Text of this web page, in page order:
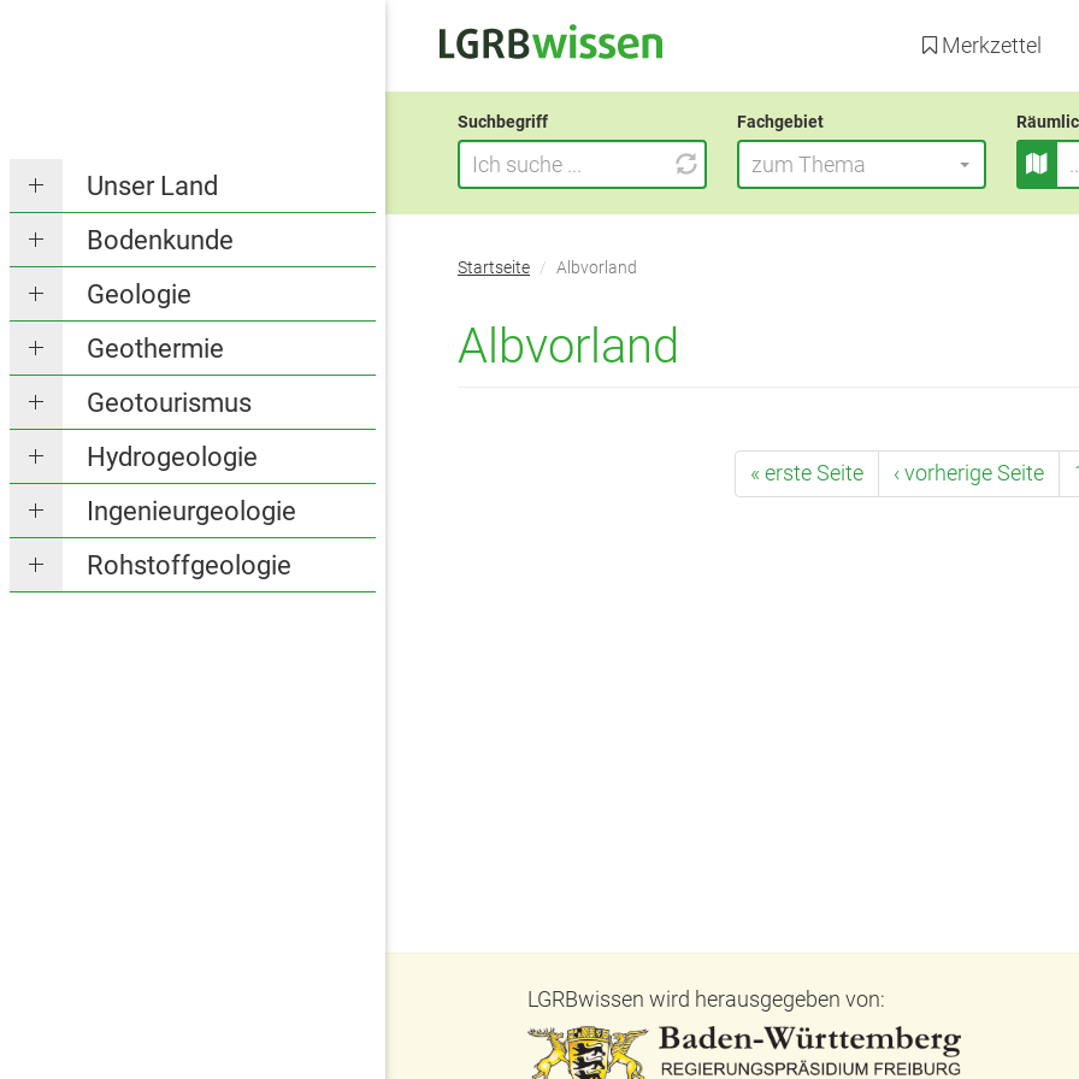
Unser Land
Bodenkunde
Geologie
Geothermie
Geotourismus
Hydrogeologie
Ingenieurgeologie
Rohstoffgeologie
Merkzettel
Suchbegriff Fachgebiet
zum Thema
Startseite Albvorland
Albvorland
« erste Seite ‹ vorherige Seite
LGRBwissen wird herausgegeben von: